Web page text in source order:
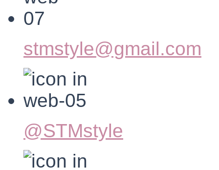
stmstyle@gmail.com
@STMstyle